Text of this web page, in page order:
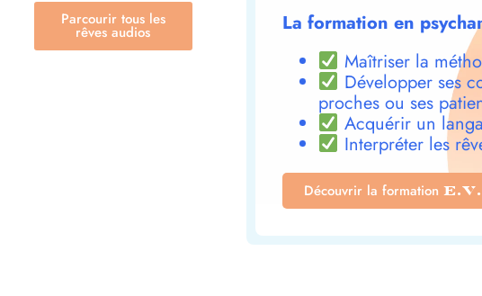
Parcourir tous les
rêves audios
La formation en
Maîtriser la
Développer ses
proches ou ses
Acquérir un
Interpréter les
Découvrir la formation